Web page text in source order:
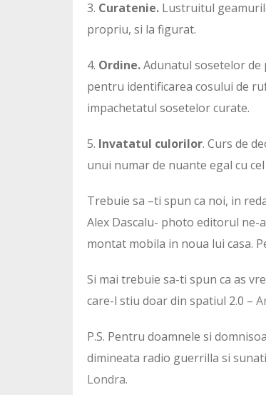
3. Curatenie. Lustruitul
propriu, si la figurat.
4. Ordine.Adunatul sosetelor de
pentru identificarea cosului de
impachetatul sosetelor curate.
5. Invatatul culorilor. Curs de
unui numar de nuante egal cu
Trebuie sa –ti spun ca noi, in
Alex Dascalu- photo editorul ne-
montat mobila in noua lui casa.
Si mai trebuie sa-ti spun ca as
care-l stiu doar din spatiul 2.0 –
P.S. Pentru doamnele si
dimineata radio guerrilla si
Londra.